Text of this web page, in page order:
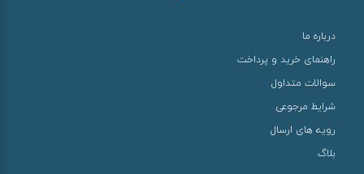
درباره ما
راهنمای خرید و پرداخت
سوالات متداول
شرایط مرجوعی
رویه های ارسال
بلاگ